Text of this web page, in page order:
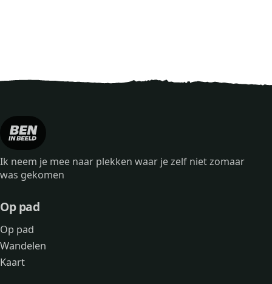
Ik neem je mee naar plekken waar je zelf niet zomaar
was gekomen
Op pad
Op pad
Wandelen
Kaart